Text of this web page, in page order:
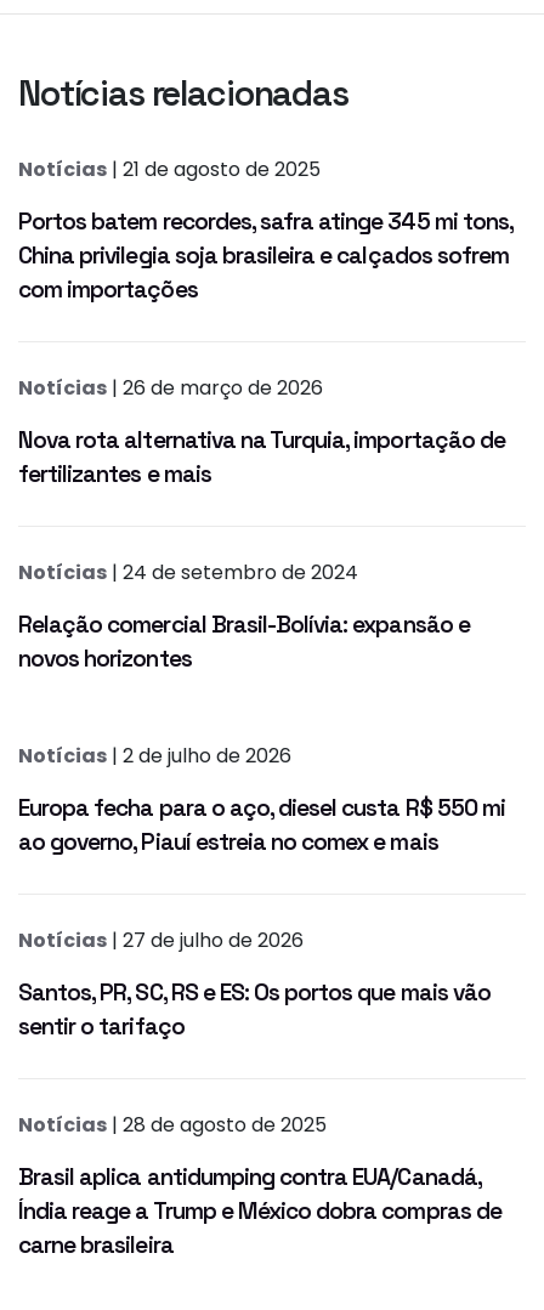
Notícias relacionadas
Notícias | 21 de agosto de 2025
Portos batem recordes, safra atinge 345 mi tons,
China privilegia soja brasileira e calçados sofrem
com importações
Notícias | 26 de março de 2026
Nova rota alternativa na Turquia, importação de
fertilizantes e mais
Notícias | 24 de setembro de 2024
Relação comercial Brasil-Bolívia: expansão e
novos horizontes
Notícias | 2 de julho de 2026
Europa fecha para o aço, diesel custa R$ 550 mi
ao governo, Piauí estreia no comex e mais
Notícias | 27 de julho de 2026
Santos, PR, SC, RS e ES: Os portos que mais vão
sentir o tarifaço
Notícias | 28 de agosto de 2025
Brasil aplica antidumping contra EUA/Canadá,
Índia reage a Trump e México dobra compras de
carne brasileira